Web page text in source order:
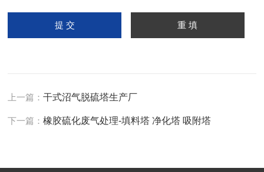
上一篇：干式沼气脱硫塔生产厂
下一篇：橡胶硫化废气处理-填料塔 净化塔 吸附塔